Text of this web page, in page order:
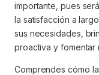
importante, pues
la satisfacción a
sus necesidades,
proactiva y fomentar
Comprendes cómo